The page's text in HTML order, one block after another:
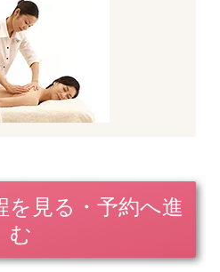
を見る・予約へ進
む